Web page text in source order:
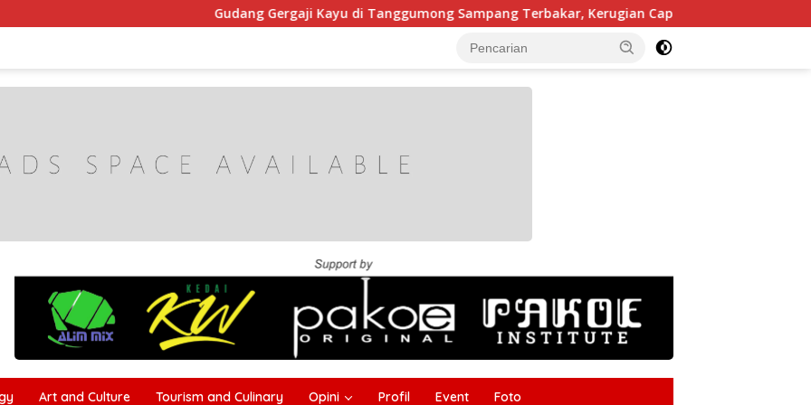
Gudang Gergaji Kayu di Tanggumong Sampang Terbakar, Kerugian Capai Rp55 Juta
Art and Culture Tourism and Culinary Opini Profil Event Foto